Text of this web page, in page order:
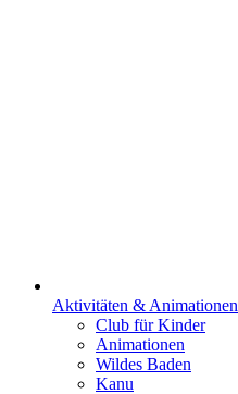
Aktivitäten & Animationen
Club für Kinder
Animationen
Wildes Baden
Kanu